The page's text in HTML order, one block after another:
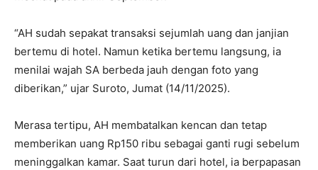
“AH sudah sepakat transaksi sejumlah uang dan janjian
bertemu di hotel. Namun ketika bertemu langsung, ia
menilai wajah SA berbeda jauh dengan foto yang
diberikan,” ujar Suroto, Jumat (14/11/2025).
Merasa tertipu, AH membatalkan kencan dan tetap
memberikan uang Rp150 ribu sebagai ganti rugi sebelum
meninggalkan kamar. Saat turun dari hotel, ia berpapasan